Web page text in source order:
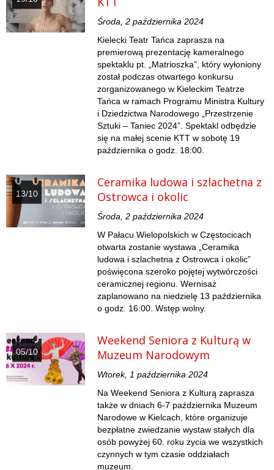
Środa, 2 października 2024
Kielecki Teatr Tańca zaprasza na
premierową prezentację kameralnego
spektaklu pt. „Matrioszka”, który wyłoniony
został podczas otwartego konkursu
zorganizowanego w Kieleckim Teatrze
Tańca w ramach Programu Ministra Kultury
i Dziedzictwa Narodowego „Przestrzenie
Sztuki – Taniec 2024”. Spektakl odbędzie
się na małej scenie KTT w sobotę 19
października o godz. 18:00.
13/10
Ceramika ludowa i szlachetna z
Ostrowca i okolic
Środa, 2 października 2024
W Pałacu Wielopolskich w Częstocicach
otwarta zostanie wystawa „Ceramika
ludowa i szlachetna z Ostrowca i okolic”
poświęcona szeroko pojętej wytwórczości
ceramicznej regionu. Wernisaż
zaplanowano na niedzielę 13 października
o godz. 16:00. Wstęp wolny.
05/10
Weekend Seniora z Kulturą w
Muzeum Narodowym
Wtorek, 1 października 2024
Na Weekend Seniora z Kulturą zaprasza
także w dniach 6-7 października Muzeum
Narodowe w Kielcach, które organizuje
bezpłatne zwiedzanie wystaw stałych dla
osób powyżej 60. roku życia we wszystkich
czynnych w tym czasie oddziałach
muzeum.